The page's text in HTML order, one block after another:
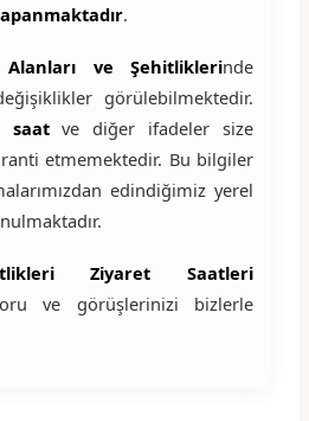
.
Alanları ve Şehitliklerinde
görülebilmektedir.
saatve diğer ifadeler size
etmemektedir. Bu bilgiler
edindiğimiz yerel
Ziyaret Saatleri
ve görüşlerinizi bizlerle